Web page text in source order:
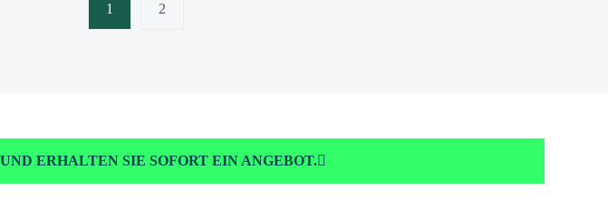
1 2
ERHALTEN SIE SOFORT EIN ANGEBOT.